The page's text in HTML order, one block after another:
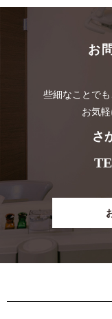
お
些細なことで
お気
さ